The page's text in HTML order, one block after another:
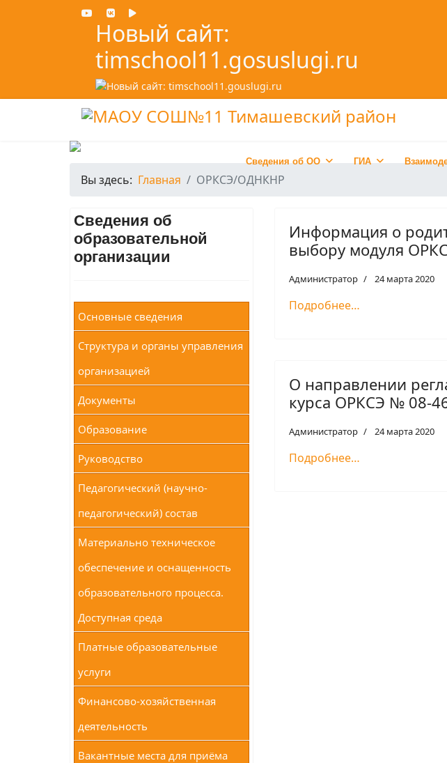
Новый сайт:
timschool11.gosuslugi.ru
Сведения об ОО ГИА
Вы здесь: Главная ОРКСЭ/ОДНКНР
Сведения об
образовательной
организации
Основные сведения
Структура и органы управления
организацией
Документы
Образование
Руководство
Педагогический (научно-
педагогический) состав
Материально техническое
обеспечение и оснащенность
образовательного процесса.
Доступная среда
Платные образовательные
услуги
Финансово-хозяйственная
деятельность
Вакантные места для приёма
Информация о
выбору модуля
Администратор 24 марта 2020
Подробнее…
О направлении
курса ОРКСЭ № 08-
Администратор 24 марта 2020
Подробнее…